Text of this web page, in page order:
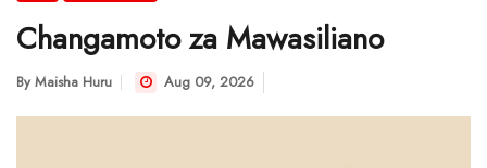
Changamoto za Mawasiliano
By Maisha Huru Aug 09, 2026